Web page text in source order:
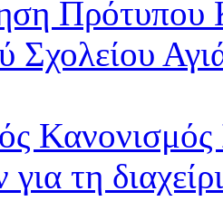
Πρότυπου
Σχολείου
για τη